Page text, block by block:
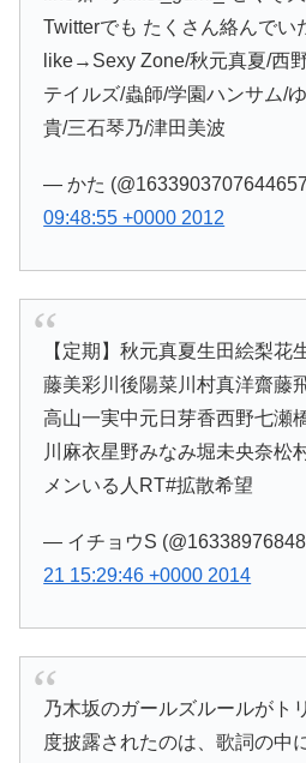
Twitterでも たくさん絡んでい
like→Sexy Zone/秋元真夏/西
テイルズ/蟲師/学園ハンサム/
貴/三石琴乃/津田美波
— かた
09:48:55 +0000 2012
【定期】秋元真夏生田絵梨花
藤美彩川後陽菜川村真洋齋藤
高山一実中元日芽香西野七瀬
川麻衣星野みなみ堀未央奈松
メンいる人RT#拡散希望
— イチョウS
21 15:29:46 +0000 2014
乃木坂のガールズルールがト
度披露されたのは、歌詞の中